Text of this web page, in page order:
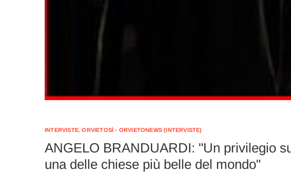
INTERVISTE,ORVIETOSÌ - ORVIETONEWS (INTERVISTE)
ANGELO BRANDUARDI: "Un privilegio
una delle chiese più belle del mondo"